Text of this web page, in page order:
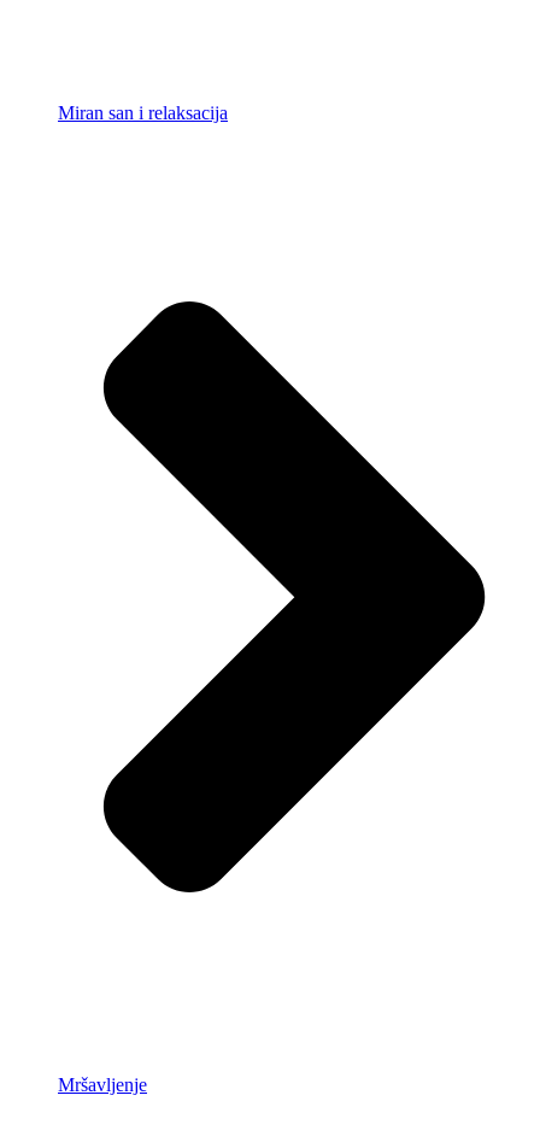
Miran san i relaksacija
Mršavljenje